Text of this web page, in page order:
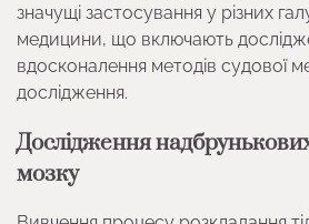
значущі застосування у різних
медицини, що включають
вдосконалення методів судової
дослідження.
Дослідження
мозку